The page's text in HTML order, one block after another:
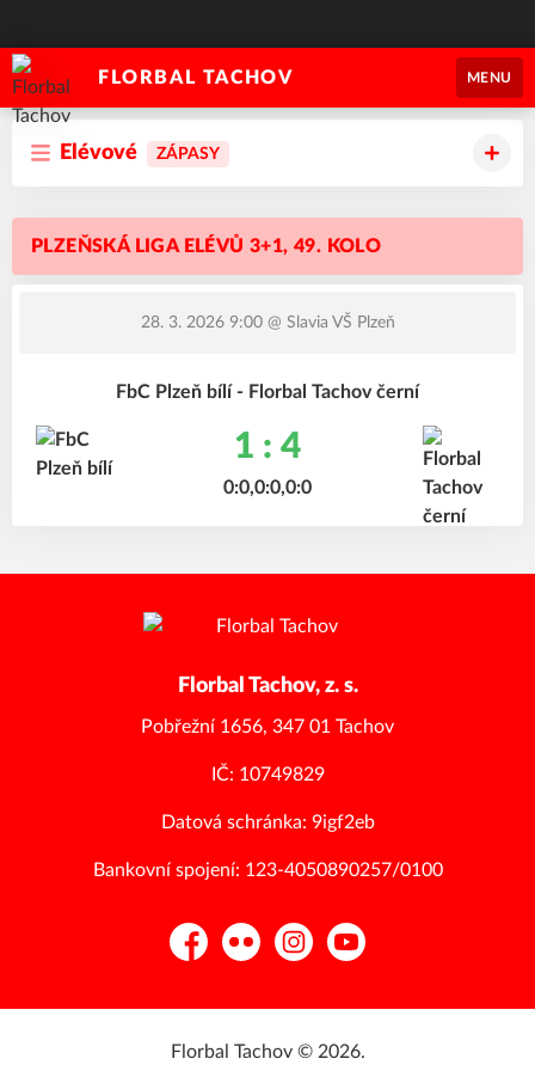
FLORBAL TACHOV MENU
Elévové ZÁPASY
PLZEŇSKÁ LIGA ELÉVŮ 3+1, 49. KOLO
28. 3. 2026 9:00@ Slavia VŠ Plzeň
FbC Plzeň bílí - Florbal Tachov černí
1 : 4
0:0,0:0,0:0
Florbal Tachov, z. s.
Pobřežní 1656, 347 01 Tachov
IČ: 10749829
Datová schránka: 9igf2eb
Bankovní spojení: 123-4050890257/0100
FacebookFlickr InstagramYouTube
Florbal Tachov © 2026.